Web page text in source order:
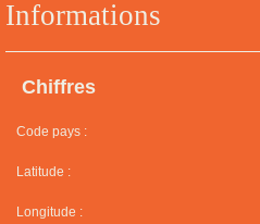
Informations
Chiffres
Code pays :
Latitude :
Longitude :